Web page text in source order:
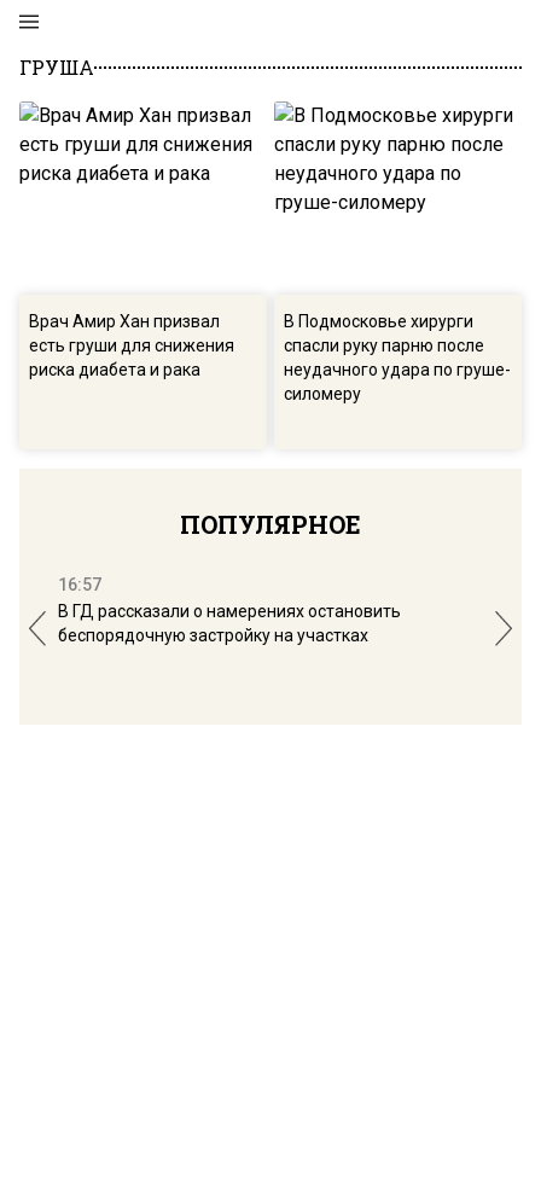
ГРУША
Врач Амир Хан призвал
есть груши для снижения
риска диабета и рака
В Подмосковье хирурги
спасли руку парню после
неудачного удара по груше-
силомеру
ПОПУЛЯРНОЕ
16:57
В ГД рассказали о намерениях остановить
беспорядочную застройку на участках